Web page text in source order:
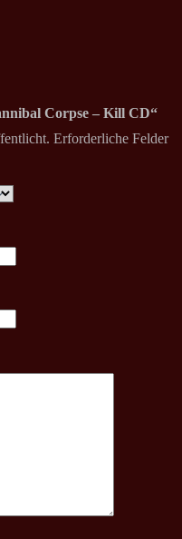
Corpse – Kill CD“
Erforderliche Felder